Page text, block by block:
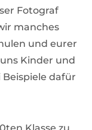
Fotograf
manches
und eurer
Kinder und
dafür